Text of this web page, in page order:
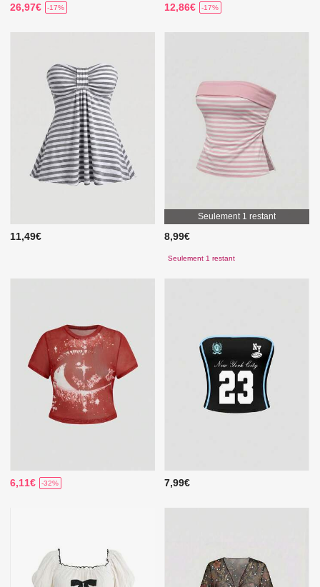
26,97€ -17% 12,86€ -17%
11,49€
Seulement 1 restant
8,99€
Seulement 1 restant
6,11€ -32% 7,99€